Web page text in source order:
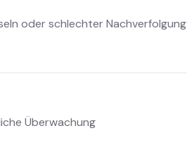
oder schlechter Nachverfolgung
Überwachung